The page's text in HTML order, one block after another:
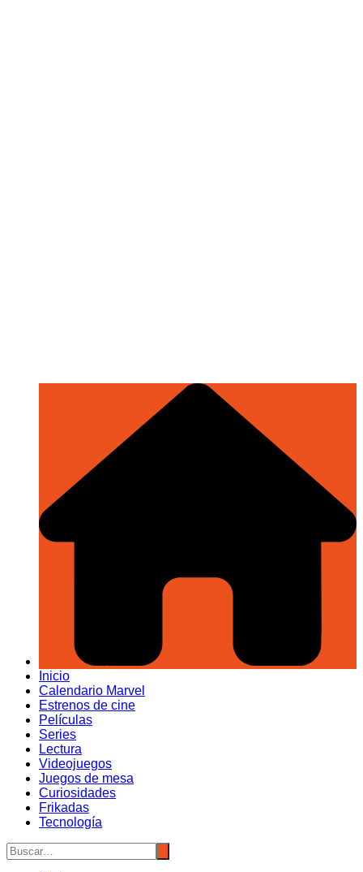
Inicio
Calendario Marvel
Estrenos de cine
Películas
Series
Lectura
Videojuegos
Juegos de mesa
Curiosidades
Frikadas
Tecnología